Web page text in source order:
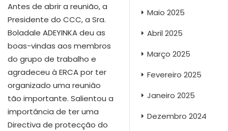
Antes de abrir a reunião, a
Presidente do CCC, a Sra.
Boladale ADEYINKA deu as
boas-vindas aos membros
do grupo de trabalho e
agradeceu à ERCA por ter
organizado uma reunião
tão importante. Salientou a
importância de ter uma
Directiva de protecção do
Maio 2025
Abril 2025
Março 2025
Fevereiro 2025
Janeiro 2025
Dezembro 2024